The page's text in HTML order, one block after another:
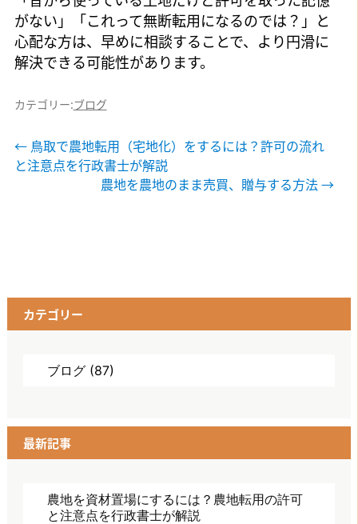
がない」「これって無断転用になるのでは？」と
心配な方は、早めに相談することで、より円滑に
解決できる可能性があります。
カテゴリー:ブログ
投
稿
ー
シ
←鳥取で農地転用（宅地化）をするには？許可の流れ
と注意点を行政書士が解説
農地を農地のまま売買、贈与する方法→
カテゴリー
ブログ(87)
最新記事
農地を資材置場にするには？農地転用の許可
と注意点を行政書士が解説